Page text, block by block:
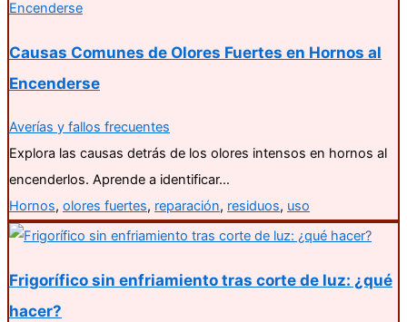
Causas Comunes de Olores Fuertes en Hornos al
Encenderse
Averías y fallos frecuentes
Explora las causas detrás de los olores intensos en hornos al
encenderlos. Aprende a identificar…
Hornos, olores fuertes, reparación, residuos, uso
Frigorífico sin enfriamiento tras corte de luz: ¿qué
hacer?